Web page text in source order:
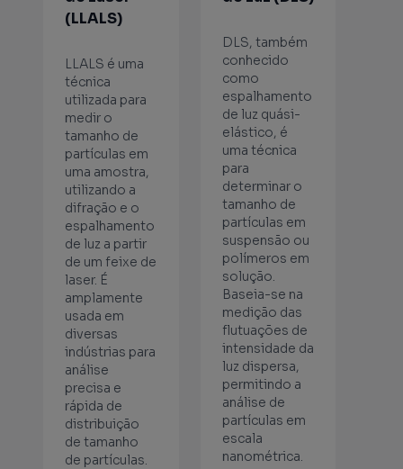
(LLALS)
LLALS é uma
técnica
utilizada para
medir o
tamanho de
partículas em
uma amostra,
utilizando a
difração e o
espalhamento
de luz a partir
de um feixe de
laser. É
amplamente
usada em
diversas
indústrias para
análise
precisa e
rápida de
distribuição
de tamanho
de partículas.
DLS, também
conhecido
como
espalhamento
de luz quási-
elástico, é
uma técnica
para
determinar o
tamanho de
partículas em
suspensão ou
polímeros em
solução.
Baseia-se na
medição das
flutuações de
intensidade da
luz dispersa,
permitindo a
análise de
partículas em
escala
nanométrica.